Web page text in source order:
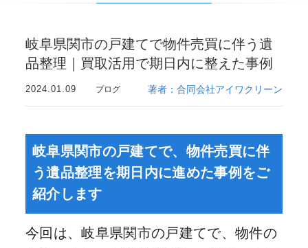
岐阜県関市の戸建てで物件売買に伴う遺
品整理｜買取活用で期日内に整えた事例
2024.01.09 ブログ 著者：合同会社アイワクリーン
岐阜県関市の戸建てで、物件売買に伴
う遺品整理を期日内に進めた事例をご
紹介します
今回は、岐阜県関市の戸建てで、物件の